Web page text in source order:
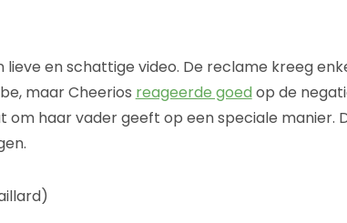
lieve en schattige video. De reclame kreeg
maar Cheerios reageerde goed op de
om haar vader geeft op een speciale manier.